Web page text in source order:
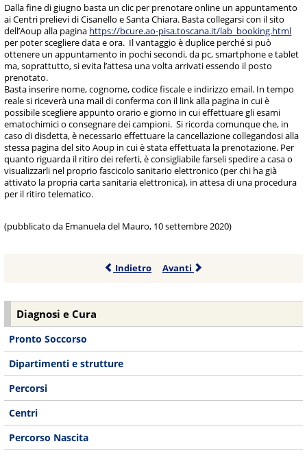
Dalla fine di giugno basta un clic per prenotare online un appuntamento
ai Centri prelievi di Cisanello e Santa Chiara. Basta collegarsi con il sito
dell’Aoup alla pagina https://bcure.ao-pisa.toscana.it/lab_booking.html
per poter scegliere data e ora. Il vantaggio è duplice perché si può
ottenere un appuntamento in pochi secondi, da pc, smartphone e tablet
ma, soprattutto, si evita l’attesa una volta arrivati essendo il posto
prenotato.
Basta inserire nome, cognome, codice fiscale e indirizzo email. In tempo
reale si riceverà una mail di conferma con il link alla pagina in cui è
possibile scegliere appunto orario e giorno in cui effettuare gli esami
ematochimici o consegnare dei campioni. Si ricorda comunque che, in
caso di disdetta, è necessario effettuare la cancellazione collegandosi alla
stessa pagina del sito Aoup in cui è stata effettuata la prenotazione. Per
quanto riguarda il ritiro dei referti, è consigliabile farseli spedire a casa o
visualizzarli nel proprio fascicolo sanitario elettronico (per chi ha già
attivato la propria carta sanitaria elettronica), in attesa di una procedura
per il ritiro telematico.
(pubblicato da Emanuela del Mauro, 10 settembre 2020)
Indietro Avanti
Diagnosi e Cura
Pronto Soccorso
Dipartimenti e strutture
Percorsi
Centri
Percorso Nascita